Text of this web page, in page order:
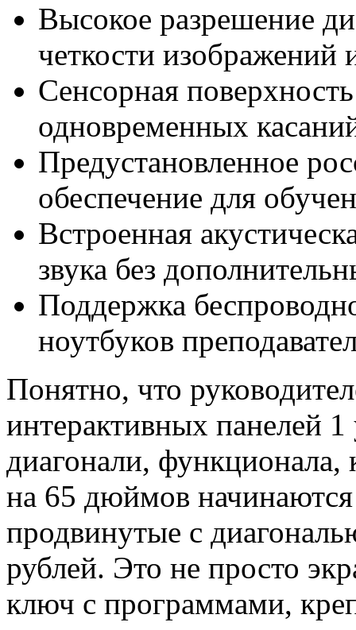
Высокое разрешение
четкости изображений
Сенсорная
одновременных
Предустановленное
обеспечение для
Встроенная
звука без
Поддержка
ноутбуков
Понятно, что
интерактивных панелей
диагонали, функционала,
на 65 дюймов
продвинутые с
рублей. Это не просто
ключ с программами,